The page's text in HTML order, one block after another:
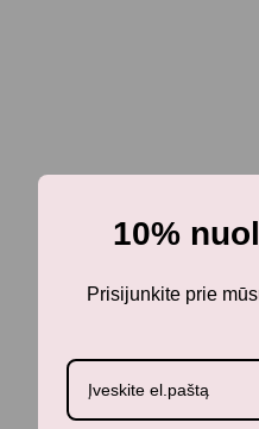
10%
Prisijunkite prie